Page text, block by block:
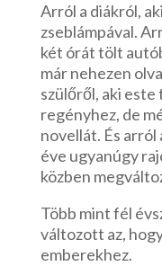
Arról a diákról,
zseblámpával.
két órát tölt
már nehezen
szülőről, aki
regényhez, de
novellát. És arról
éve ugyanúgy
közben
Több mint fél
változott az,
emberekhez.